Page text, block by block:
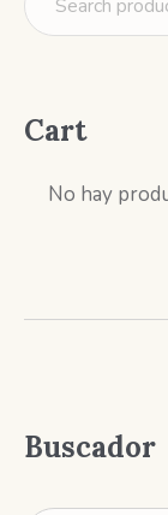
Cart
No hay
Buscador